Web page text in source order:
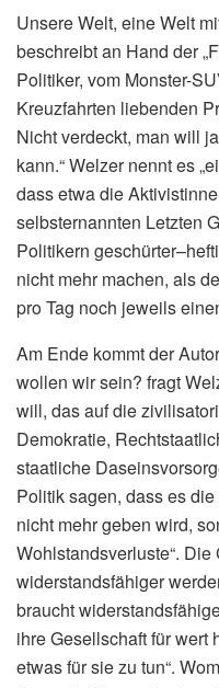
Unsere Welt, eine Welt
beschreibt an Hand der
Politiker, vom Monster-
Kreuzfahrten liebenden
Nicht verdeckt, man will
kann.“ Welzer nennt es
dass etwa die
selbsternannten Letzten
Politikern
nicht mehr machen, als
pro Tag noch jeweils
Am Ende kommt der
wollen wir sein? fragt
will, das auf die
Demokratie,
staatliche
Politik sagen, dass es
nicht mehr geben wird,
Wohlstandsverluste“.
widerstandsfähiger
braucht
ihre Gesellschaft für wert
etwas für sie zu tun“.